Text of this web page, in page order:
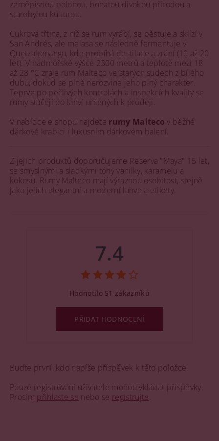
zeměpisnou polohou, bohatou divokou přírodou a
starobylou kulturou.
Cukrová třtina, z níž se rum vyrábí, se pěstuje a sklízí v
San Andrés, ale melasa se následně fermentuje v
Quetzaltenangu, kde probíhá destilace a zrání (10 až 20
let). V nadmořské výšce 2300 metrů a teplotě mezi 18
až 28 °C zraje rum Malteco ve starých sudech z bílého
dubu, dokud se plně nerozvine jeho plný charakter.
Teprve po pečlivých kontrolách a inspekcích kvality se
rumy stáčejí do lahví určených k prodeji.
V nabídce e shopu najdete rumy Malteco v běžné
dárkové krabici i luxusním dárkovém balení.
Z jejich produktů doporučujeme Reserva "Maya" 15 let,
se smyslnými a sladkými tóny vanilky, karamelu a
kokosu. Rumy Malteco mají výraznou osobitost, stejně
jako jejich elegantní a moderní lahve a etikety.
Buďte první, kdo napíše příspěvek k této položce.
Pouze registrovaní uživatelé mohou vkládat příspěvky.
Prosím přihlaste se nebo se registrujte
7.4
Hodnotilo 51 zákazníků
PŘIDAT HODNOCENÍ